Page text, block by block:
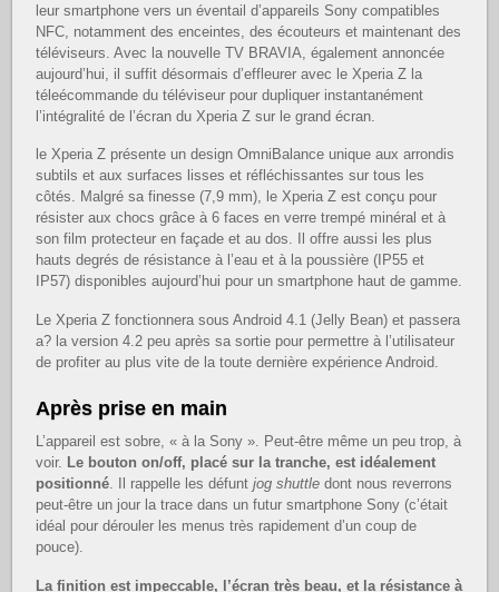
leur smartphone vers un éventail d’appareils Sony compatibles
NFC, notamment des enceintes, des écouteurs et maintenant des
téléviseurs. Avec la nouvelle TV BRAVIA, également annoncée
aujourd’hui, il suffit désormais d’effleurer avec le Xperia Z la
téleécommande du téléviseur pour dupliquer instantanément
l’intégralité de l’écran du Xperia Z sur le grand écran.
le Xperia Z présente un design OmniBalance unique aux arrondis
subtils et aux surfaces lisses et réfléchissantes sur tous les
côtés. Malgré sa finesse (7,9 mm), le Xperia Z est conçu pour
résister aux chocs grâce à 6 faces en verre trempé minéral et à
son film protecteur en façade et au dos. Il offre aussi les plus
hauts degrés de résistance à l’eau et à la poussière (IP55 et
IP57) disponibles aujourd’hui pour un smartphone haut de gamme.
Le Xperia Z fonctionnera sous Android 4.1 (Jelly Bean) et passera
a? la version 4.2 peu après sa sortie pour permettre à l’utilisateur
de profiter au plus vite de la toute dernière expérience Android.
Après prise en main
L’appareil est sobre, « à la Sony ». Peut-être même un peu trop, à
voir. Le bouton on/off, placé sur la tranche, est idéalement
positionné. Il rappelle les défuntjog shuttle dont nous reverrons
peut-être un jour la trace dans un futur smartphone Sony (c’était
idéal pour dérouler les menus très rapidement d’un coup de
pouce).
La finition est impeccable, l’écran très beau, et la résistance à